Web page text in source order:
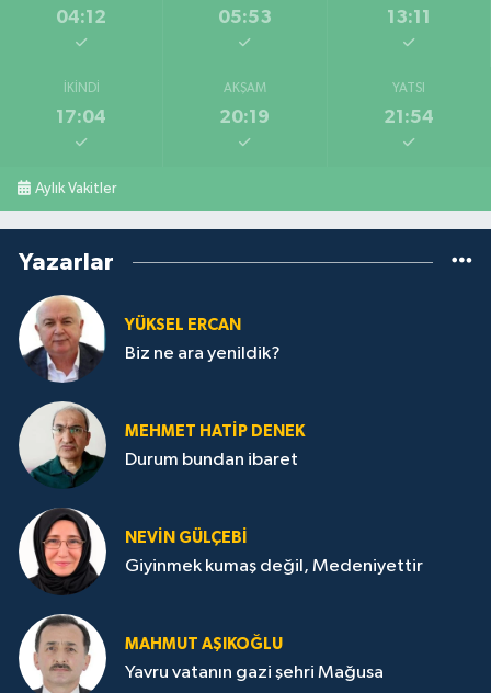
04:12 05:53 13:11
İKINDI
17:04
AKŞAM
20:19
YATSI
21:54
Aylık Vakitler
Yazarlar
YÜKSEL ERCAN
Biz ne ara yenildik?
MEHMET HATİP DENEK
Durum bundan ibaret
NEVİN GÜLÇEBİ
Giyinmek kumaş değil, Medeniyettir
MAHMUT AŞIKOĞLU
Yavru vatanın gazi şehri Mağusa